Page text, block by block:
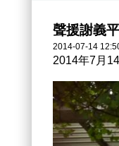
聲援謝義平
2014-07-14
2014年7月